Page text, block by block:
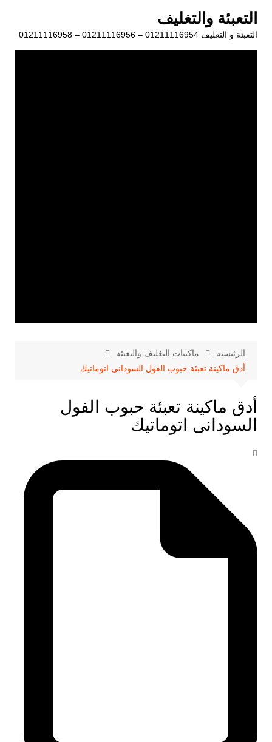
المحتوى
التعبئة والتغليف
التعبئة و التغليف 01211116954 – 01211116956 – 01211116958
الرئيسية
ماكينات التغليف والتعبئة
أدق ماكينة تعبئة حبوب الفول السودانى اتوماتيك
أدق ماكينة تعبئة حبوب الفول
السودانى اتوماتيك